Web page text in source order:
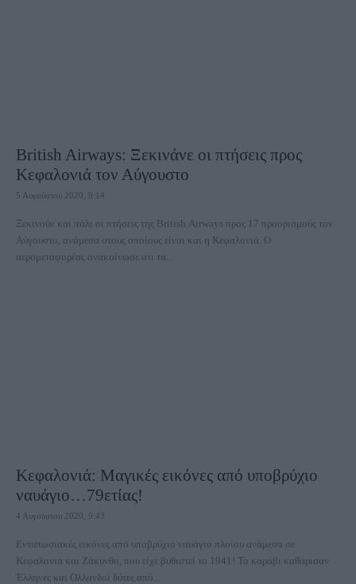
British Airways: Ξεκινάνε οι πτήσεις προς
Κεφαλονιά τον Αύγουστο
5 Αυγούστου 2020, 9:14
Ξεκινούν και πάλι οι πτήσεις της British Airways προς 17 προορισμούς τον
Αύγουστο, ανάμεσα στους οποίους είναι και η Κεφαλονιά. Ο
αερομεταφορέας ανακοίνωσε οτι τα...
Κεφαλονιά: Μαγικές εικόνες από υποβρύχιο
ναυάγιο…79ετίας!
4 Αυγούστου 2020, 9:43
Εντυπωσιακές εικόνες από υποβρύχιο ναυάγιο πλοίου ανάμεσα σε
Κεφαλονιά και Ζάκυνθο, που είχε βυθιστεί το 1941! Το καράβι καθάρισαν
Έλληνες και Ολλανδοί δύτες από...